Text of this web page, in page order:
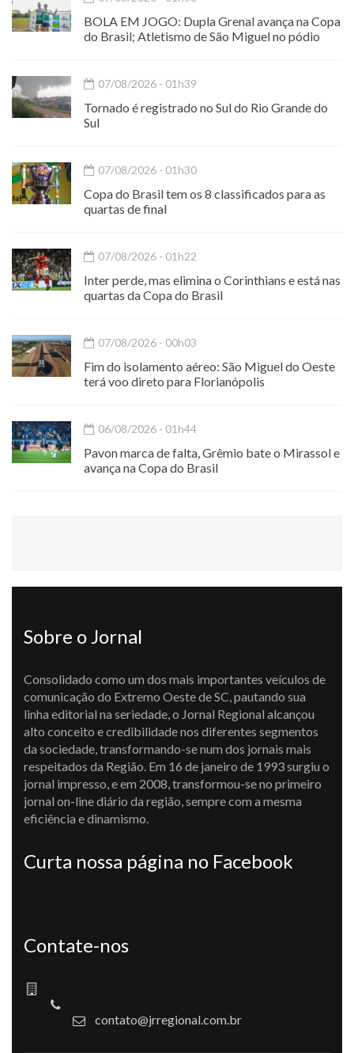
BOLA EM JOGO: Dupla Grenal avança na Copa
do Brasil; Atletismo de São Miguel no pódio
07/08/2026 - 01h39
Tornado é registrado no Sul do Rio Grande do
Sul
07/08/2026 - 01h30
Copa do Brasil tem os 8 classificados para as
quartas de final
07/08/2026 - 01h22
Inter perde, mas elimina o Corinthians e está nas
quartas da Copa do Brasil
07/08/2026 - 00h03
Fim do isolamento aéreo: São Miguel do Oeste
terá voo direto para Florianópolis
06/08/2026 - 01h44
Pavon marca de falta, Grêmio bate o Mirassol e
avança na Copa do Brasil
Sobre o Jornal
Consolidado como um dos mais importantes veículos de
comunicação do Extremo Oeste de SC, pautando sua
linha editorial na seriedade, o Jornal Regional alcançou
alto conceito e credibilidade nos diferentes segmentos
da sociedade, transformando-se num dos jornais mais
respeitados da Região. Em 16 de janeiro de 1993 surgiu o
jornal impresso, e em 2008, transformou-se no primeiro
jornal on-line diário da região, sempre com a mesma
eficiência e dinamismo.
Curta nossa página no Facebook
Contate-nos
contato@jrregional.com.br